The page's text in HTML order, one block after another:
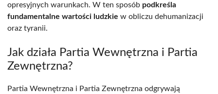
opresyjnych warunkach. W ten sposób podkreśla
fundamentalne wartości ludzkie w obliczu dehumanizacji
oraz tyranii.
Jak działa Partia Wewnętrzna i Partia
Zewnętrzna?
Partia Wewnętrzna i Partia Zewnętrzna odgrywają